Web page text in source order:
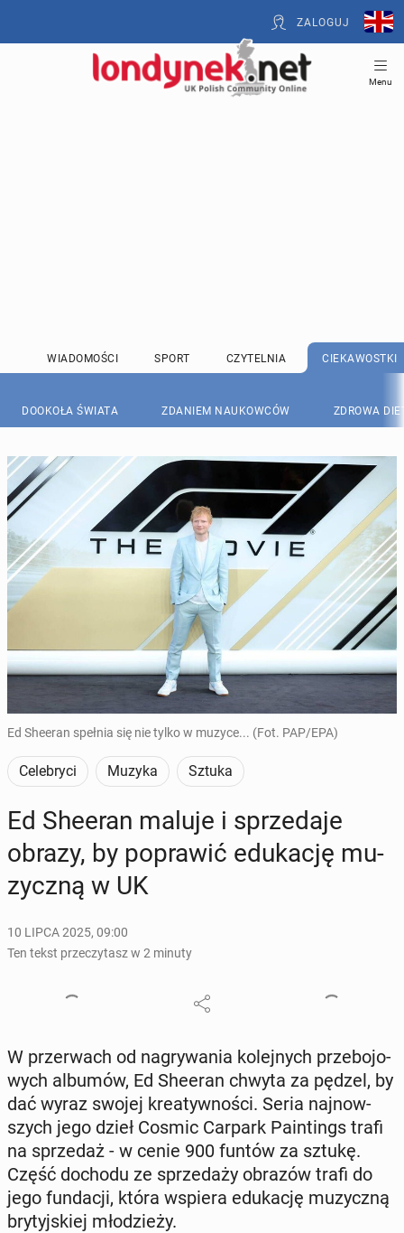
ZALOGUJ
Menu
WIADOMOŚCI SPORT CZYTELNIA CIEKAWOSTKI
DOOKOŁA ŚWIATA ZDANIEM NAUKOWCÓW ZDROWA
Ed Sheeran spełnia się nie tylko w muzyce... (Fot. PAP/EPA)
Celebryci Muzyka Sztuka
Ed Sheeran maluje i sprze­da­je
obrazy, by po­pra­wić edu­ka­cję mu­
zycz­ną w UK
10 LIPCA 2025, 09:00
Ten tekst przeczytasz w 2 minuty
W prze­rwach od na­gry­wa­nia ko­lej­nych prze­bo­jo­
wych albumów, Ed Sheeran chwyta za pędzel, by
dać wyraz swojej kre­atyw­no­ści. Seria naj­now­
szych jego dzieł Cosmic Carpark Pa­in­tings trafi
na sprze­daż - w cenie 900 funtów za sztukę.
Część dochodu ze sprze­da­ży obrazów trafi do
jego fun­da­cji, która wspiera edu­ka­cję mu­zycz­ną
bry­tyj­skiej mło­dzie­ży.